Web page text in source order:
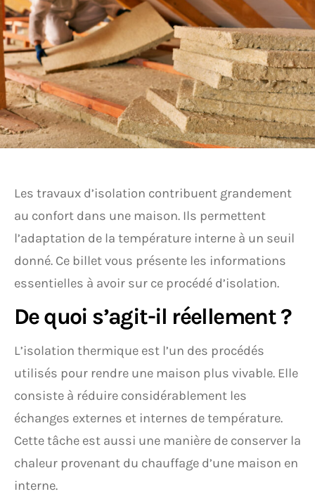
Les travaux d’isolation contribuent grandement
au confort dans une maison. Ils permettent
l’adaptation de la température interne à un seuil
donné. Ce billet vous présente les informations
essentielles à avoir sur ce procédé d’isolation.
De quoi s’agit-il réellement ?
L’isolation thermique est l’un des procédés
utilisés pour rendre une maison plus vivable. Elle
consiste à réduire considérablement les
échanges externes et internes de température.
Cette tâche est aussi une manière de conserver la
chaleur provenant du chauffage d’une maison en
interne.